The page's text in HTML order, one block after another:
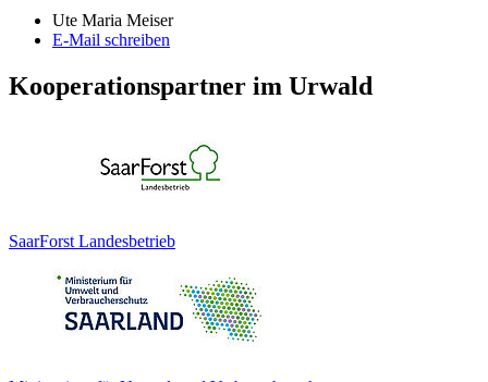
Ute Maria Meiser
E-Mail schreiben
Kooperationspartner im Urwald
SaarForst Landesbetrieb